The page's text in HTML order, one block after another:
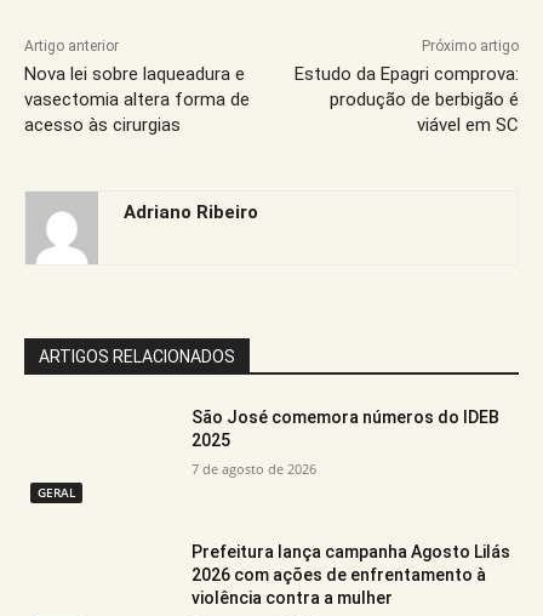
Artigo anterior
Nova lei sobre laqueadura e
vasectomia altera forma de
acesso às cirurgias
Próximo artigo
Estudo da Epagri comprova:
produção de berbigão é
viável em SC
Adriano Ribeiro
ARTIGOS RELACIONADOS
GERAL
São José comemora números do IDEB
2025
7 de agosto de 2026
Prefeitura lança campanha Agosto Lilás
2026 com ações de enfrentamento à
violência contra a mulher